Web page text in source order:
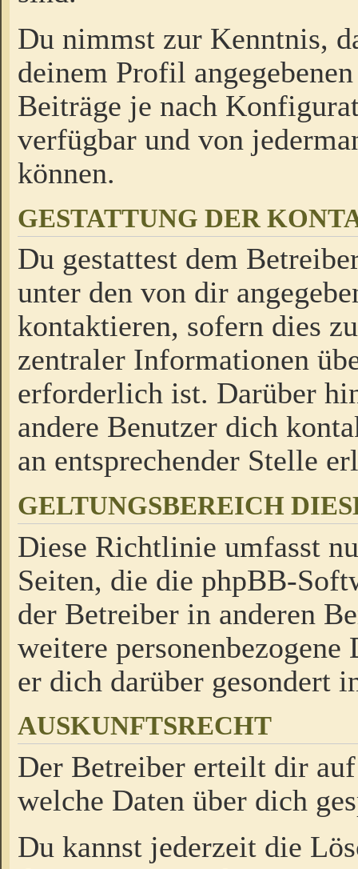
Du nimmst zur Kenntnis,
deinem Profil
Beiträge je nach
verfügbar und von
können.
GESTATTUNG DER
Du gestattest dem
unter den von dir
kontaktieren, sofern dies
zentraler Informationen
erforderlich ist. Darüber
andere Benutzer dich
an entsprechender Stelle
GELTUNGSBEREICH
Diese Richtlinie umfasst
Seiten, die die phpBB-
der Betreiber in anderen
weitere
er dich darüber gesondert
AUSKUNFTSRECHT
Der Betreiber erteilt dir
welche Daten über dich
Du kannst jederzeit die